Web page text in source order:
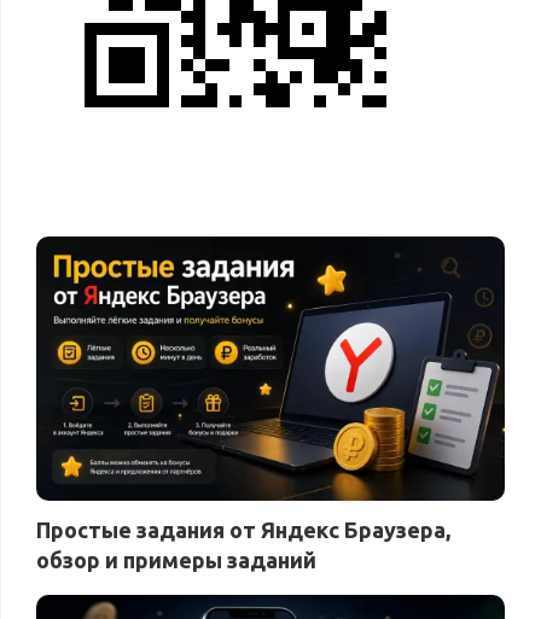
Простые задания от Яндекс Браузера,
обзор и примеры заданий